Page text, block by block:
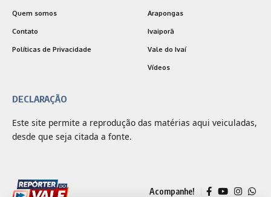
Quem somos
Contato
Políticas de Privacidade
Arapongas
Ivaiporã
Vale do Ivaí
Vídeos
DECLARAÇÃO
Este site permite a reprodução das matérias aqui veiculadas,
desde que seja citada a fonte.
Acompanhe!